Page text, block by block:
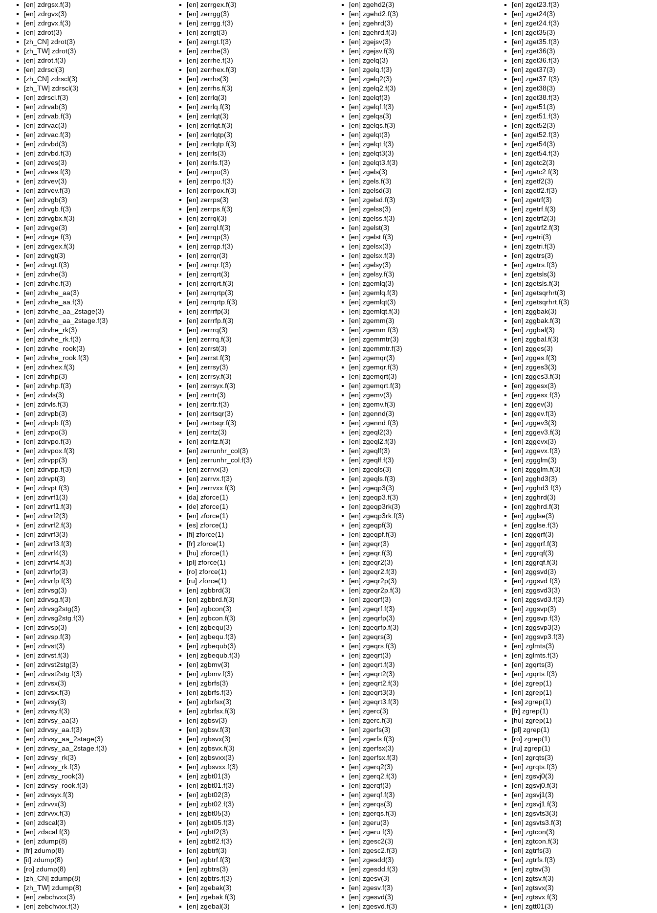
[en] zdrgsx.f(3)
[en] zdrgvx(3)
[en] zdrgvx.f(3)
[en] zdrot(3)
[zh_CN] zdrot(3)
[zh_TW] zdrot(3)
[en] zdrot.f(3)
[en] zdrscl(3)
[zh_CN] zdrscl(3)
[zh_TW] zdrscl(3)
[en] zdrscl.f(3)
[en] zdrvab(3)
[en] zdrvab.f(3)
[en] zdrvac(3)
[en] zdrvac.f(3)
[en] zdrvbd(3)
[en] zdrvbd.f(3)
[en] zdrves(3)
[en] zdrves.f(3)
[en] zdrvev(3)
[en] zdrvev.f(3)
[en] zdrvgb(3)
[en] zdrvgb.f(3)
[en] zdrvgbx.f(3)
[en] zdrvge(3)
[en] zdrvge.f(3)
[en] zdrvgex.f(3)
[en] zdrvgt(3)
[en] zdrvgt.f(3)
[en] zdrvhe(3)
[en] zdrvhe.f(3)
[en] zdrvhe_aa(3)
[en] zdrvhe_aa.f(3)
[en] zdrvhe_aa_2stage(3)
[en] zdrvhe_aa_2stage.f(3)
[en] zdrvhe_rk(3)
[en] zdrvhe_rk.f(3)
[en] zdrvhe_rook(3)
[en] zdrvhe_rook.f(3)
[en] zdrvhex.f(3)
[en] zdrvhp(3)
[en] zdrvhp.f(3)
[en] zdrvls(3)
[en] zdrvls.f(3)
[en] zdrvpb(3)
[en] zdrvpb.f(3)
[en] zdrvpo(3)
[en] zdrvpo.f(3)
[en] zdrvpox.f(3)
[en] zdrvpp(3)
[en] zdrvpp.f(3)
[en] zdrvpt(3)
[en] zdrvpt.f(3)
[en] zdrvrf1(3)
[en] zdrvrf1.f(3)
[en] zdrvrf2(3)
[en] zdrvrf2.f(3)
[en] zdrvrf3(3)
[en] zdrvrf3.f(3)
[en] zdrvrf4(3)
[en] zdrvrf4.f(3)
[en] zdrvrfp(3)
[en] zdrvrfp.f(3)
[en] zdrvsg(3)
[en] zdrvsg.f(3)
[en] zdrvsg2stg(3)
[en] zdrvsg2stg.f(3)
[en] zdrvsp(3)
[en] zdrvsp.f(3)
[en] zdrvst(3)
[en] zdrvst.f(3)
[en] zdrvst2stg(3)
[en] zdrvst2stg.f(3)
[en] zdrvsx(3)
[en] zdrvsx.f(3)
[en] zdrvsy(3)
[en] zdrvsy.f(3)
[en] zdrvsy_aa(3)
[en] zdrvsy_aa.f(3)
[en] zdrvsy_aa_2stage(3)
[en] zdrvsy_aa_2stage.f(3)
[en] zdrvsy_rk(3)
[en] zdrvsy_rk.f(3)
[en] zdrvsy_rook(3)
[en] zdrvsy_rook.f(3)
[en] zdrvsyx.f(3)
[en] zdrvvx(3)
[en] zdrvvx.f(3)
[en] zdscal(3)
[en] zdscal.f(3)
[en] zdump(8)
[fr] zdump(8)
[it] zdump(8)
[ro] zdump(8)
[zh_CN] zdump(8)
[zh_TW] zdump(8)
[en] zebchvxx(3)
[en] zebchvxx.f(3)
[en] zerrgex.f(3)
[en] zerrgg(3)
[en] zerrgg.f(3)
[en] zerrgt(3)
[en] zerrgt.f(3)
[en] zerrhe(3)
[en] zerrhe.f(3)
[en] zerrhex.f(3)
[en] zerrhs(3)
[en] zerrhs.f(3)
[en] zerrlq(3)
[en] zerrlq.f(3)
[en] zerrlqt(3)
[en] zerrlqt.f(3)
[en] zerrlqtp(3)
[en] zerrlqtp.f(3)
[en] zerrls(3)
[en] zerrls.f(3)
[en] zerrpo(3)
[en] zerrpo.f(3)
[en] zerrpox.f(3)
[en] zerrps(3)
[en] zerrps.f(3)
[en] zerrql(3)
[en] zerrql.f(3)
[en] zerrqp(3)
[en] zerrqp.f(3)
[en] zerrqr(3)
[en] zerrqr.f(3)
[en] zerrqrt(3)
[en] zerrqrt.f(3)
[en] zerrqrtp(3)
[en] zerrqrtp.f(3)
[en] zerrrfp(3)
[en] zerrrfp.f(3)
[en] zerrrq(3)
[en] zerrrq.f(3)
[en] zerrst(3)
[en] zerrst.f(3)
[en] zerrsy(3)
[en] zerrsy.f(3)
[en] zerrsyx.f(3)
[en] zerrtr(3)
[en] zerrtr.f(3)
[en] zerrtsqr(3)
[en] zerrtsqr.f(3)
[en] zerrtz(3)
[en] zerrtz.f(3)
[en] zerrunhr_col(3)
[en] zerrunhr_col.f(3)
[en] zerrvx(3)
[en] zerrvx.f(3)
[en] zerrvxx.f(3)
[da] zforce(1)
[de] zforce(1)
[en] zforce(1)
[es] zforce(1)
[fi] zforce(1)
[fr] zforce(1)
[hu] zforce(1)
[pl] zforce(1)
[ro] zforce(1)
[ru] zforce(1)
[en] zgbbrd(3)
[en] zgbbrd.f(3)
[en] zgbcon(3)
[en] zgbcon.f(3)
[en] zgbequ(3)
[en] zgbequ.f(3)
[en] zgbequb(3)
[en] zgbequb.f(3)
[en] zgbmv(3)
[en] zgbmv.f(3)
[en] zgbrfs(3)
[en] zgbrfs.f(3)
[en] zgbrfsx(3)
[en] zgbrfsx.f(3)
[en] zgbsv(3)
[en] zgbsv.f(3)
[en] zgbsvx(3)
[en] zgbsvx.f(3)
[en] zgbsvxx(3)
[en] zgbsvxx.f(3)
[en] zgbt01(3)
[en] zgbt01.f(3)
[en] zgbt02(3)
[en] zgbt02.f(3)
[en] zgbt05(3)
[en] zgbt05.f(3)
[en] zgbtf2(3)
[en] zgbtf2.f(3)
[en] zgbtrf(3)
[en] zgbtrf.f(3)
[en] zgbtrs(3)
[en] zgbtrs.f(3)
[en] zgebak(3)
[en] zgebak.f(3)
[en] zgebal(3)
[en] zgehd2(3)
[en] zgehd2.f(3)
[en] zgehrd(3)
[en] zgehrd.f(3)
[en] zgejsv(3)
[en] zgejsv.f(3)
[en] zgelq(3)
[en] zgelq.f(3)
[en] zgelq2(3)
[en] zgelq2.f(3)
[en] zgelqf(3)
[en] zgelqf.f(3)
[en] zgelqs(3)
[en] zgelqs.f(3)
[en] zgelqt(3)
[en] zgelqt.f(3)
[en] zgelqt3(3)
[en] zgelqt3.f(3)
[en] zgels(3)
[en] zgels.f(3)
[en] zgelsd(3)
[en] zgelsd.f(3)
[en] zgelss(3)
[en] zgelss.f(3)
[en] zgelst(3)
[en] zgelst.f(3)
[en] zgelsx(3)
[en] zgelsx.f(3)
[en] zgelsy(3)
[en] zgelsy.f(3)
[en] zgemlq(3)
[en] zgemlq.f(3)
[en] zgemlqt(3)
[en] zgemlqt.f(3)
[en] zgemm(3)
[en] zgemm.f(3)
[en] zgemmtr(3)
[en] zgemmtr.f(3)
[en] zgemqr(3)
[en] zgemqr.f(3)
[en] zgemqrt(3)
[en] zgemqrt.f(3)
[en] zgemv(3)
[en] zgemv.f(3)
[en] zgennd(3)
[en] zgennd.f(3)
[en] zgeql2(3)
[en] zgeql2.f(3)
[en] zgeqlf(3)
[en] zgeqlf.f(3)
[en] zgeqls(3)
[en] zgeqls.f(3)
[en] zgeqp3(3)
[en] zgeqp3.f(3)
[en] zgeqp3rk(3)
[en] zgeqp3rk.f(3)
[en] zgeqpf(3)
[en] zgeqpf.f(3)
[en] zgeqr(3)
[en] zgeqr.f(3)
[en] zgeqr2(3)
[en] zgeqr2.f(3)
[en] zgeqr2p(3)
[en] zgeqr2p.f(3)
[en] zgeqrf(3)
[en] zgeqrf.f(3)
[en] zgeqrfp(3)
[en] zgeqrfp.f(3)
[en] zgeqrs(3)
[en] zgeqrs.f(3)
[en] zgeqrt(3)
[en] zgeqrt.f(3)
[en] zgeqrt2(3)
[en] zgeqrt2.f(3)
[en] zgeqrt3(3)
[en] zgeqrt3.f(3)
[en] zgerc(3)
[en] zgerc.f(3)
[en] zgerfs(3)
[en] zgerfs.f(3)
[en] zgerfsx(3)
[en] zgerfsx.f(3)
[en] zgerq2(3)
[en] zgerq2.f(3)
[en] zgerqf(3)
[en] zgerqf.f(3)
[en] zgerqs(3)
[en] zgerqs.f(3)
[en] zgeru(3)
[en] zgeru.f(3)
[en] zgesc2(3)
[en] zgesc2.f(3)
[en] zgesdd(3)
[en] zgesdd.f(3)
[en] zgesv(3)
[en] zgesv.f(3)
[en] zgesvd(3)
[en] zgesvd.f(3)
[en] zget23.f(3)
[en] zget24(3)
[en] zget24.f(3)
[en] zget35(3)
[en] zget35.f(3)
[en] zget36(3)
[en] zget36.f(3)
[en] zget37(3)
[en] zget37.f(3)
[en] zget38(3)
[en] zget38.f(3)
[en] zget51(3)
[en] zget51.f(3)
[en] zget52(3)
[en] zget52.f(3)
[en] zget54(3)
[en] zget54.f(3)
[en] zgetc2(3)
[en] zgetc2.f(3)
[en] zgetf2(3)
[en] zgetf2.f(3)
[en] zgetrf(3)
[en] zgetrf.f(3)
[en] zgetrf2(3)
[en] zgetrf2.f(3)
[en] zgetri(3)
[en] zgetri.f(3)
[en] zgetrs(3)
[en] zgetrs.f(3)
[en] zgetsls(3)
[en] zgetsls.f(3)
[en] zgetsqrhrt(3)
[en] zgetsqrhrt.f(3)
[en] zggbak(3)
[en] zggbak.f(3)
[en] zggbal(3)
[en] zggbal.f(3)
[en] zgges(3)
[en] zgges.f(3)
[en] zgges3(3)
[en] zgges3.f(3)
[en] zggesx(3)
[en] zggesx.f(3)
[en] zggev(3)
[en] zggev.f(3)
[en] zggev3(3)
[en] zggev3.f(3)
[en] zggevx(3)
[en] zggevx.f(3)
[en] zggglm(3)
[en] zggglm.f(3)
[en] zgghd3(3)
[en] zgghd3.f(3)
[en] zgghrd(3)
[en] zgghrd.f(3)
[en] zgglse(3)
[en] zgglse.f(3)
[en] zggqrf(3)
[en] zggqrf.f(3)
[en] zggrqf(3)
[en] zggrqf.f(3)
[en] zggsvd(3)
[en] zggsvd.f(3)
[en] zggsvd3(3)
[en] zggsvd3.f(3)
[en] zggsvp(3)
[en] zggsvp.f(3)
[en] zggsvp3(3)
[en] zggsvp3.f(3)
[en] zglmts(3)
[en] zglmts.f(3)
[en] zgqrts(3)
[en] zgqrts.f(3)
[de] zgrep(1)
[en] zgrep(1)
[es] zgrep(1)
[fr] zgrep(1)
[hu] zgrep(1)
[pl] zgrep(1)
[ro] zgrep(1)
[ru] zgrep(1)
[en] zgrqts(3)
[en] zgrqts.f(3)
[en] zgsvj0(3)
[en] zgsvj0.f(3)
[en] zgsvj1(3)
[en] zgsvj1.f(3)
[en] zgsvts3(3)
[en] zgsvts3.f(3)
[en] zgtcon(3)
[en] zgtcon.f(3)
[en] zgtrfs(3)
[en] zgtrfs.f(3)
[en] zgtsv(3)
[en] zgtsv.f(3)
[en] zgtsvx(3)
[en] zgtsvx.f(3)
[en] zgtt01(3)